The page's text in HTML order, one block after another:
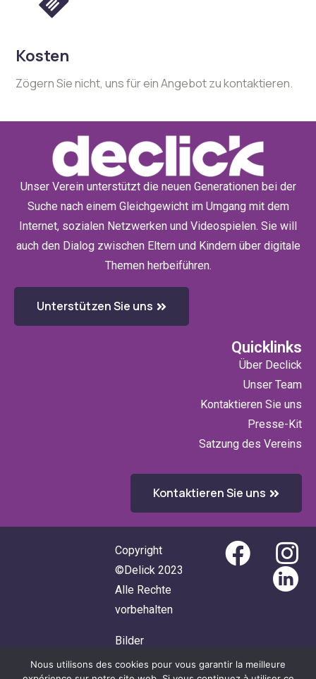
Kosten
Zögern Sie nicht, uns für ein Angebot zu kontaktieren.
Unser Verein unterstützt die neuen Generationen bei der
Suche nach einem Gleichgewicht im Umgang mit dem
Internet, sozialen Netzwerken und Videospielen. Sie will
auch den Dialog zwischen Eltern und Kindern über digitale
Themen herbeiführen.
Unterstützen Sie uns
Quicklinks
Über Declick
Unser Team
Kontaktieren Sie uns
Presse-Kit
Satzung des Vereins
Kontaktieren Sie uns
Copyright
©Delick 2023
Alle Rechte
vorbehalten
Bilder
@Designed by
Nous utilisons des cookies pour vous garantir la meilleure